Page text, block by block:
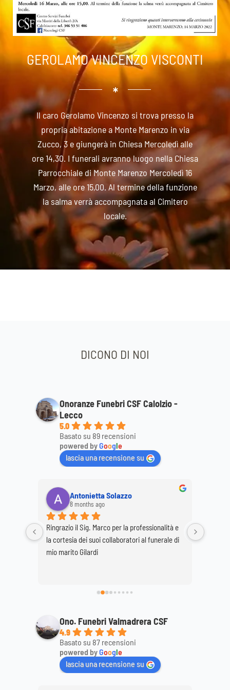
GEROLAMO VINCENZO VISCONTI
Il caro Gerolamo Vincenzo si trova presso la
propria abitazione a Monte Marenzo in via
Zucco, 3 e giungerà in Chiesa Mercoledì alle
ore 14,30. I funerali avranno luogo nella Chiesa
Parrocchiale di Monte Marenzo Mercoledì 16
Marzo, alle ore 15,00. Al termine della funzione
la salma verrà accompagnata al Cimitero
locale.
DICONO DI NOI
Onoranze Funebri CSF Calolzio -
Lecco
5.0
Basato su 89 recensioni
powered byGoogle
lascia una recensione su
Antonietta Solazzo
8 months ago
Ringrazio il Sig. Marco per la professionalità e
la cortesia dei suoi collaboratori al funerale di
mio marito Gilardi
Ono. Funebri Valmadrera CSF
4.9
Basato su 87 recensioni
powered byGoogle
lascia una recensione su